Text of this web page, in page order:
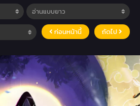
ก่อนหน้านี้ ถัดไป